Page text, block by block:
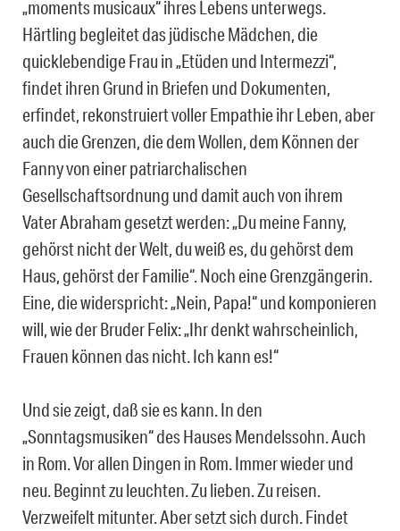
„moments musicaux“ ihres Lebens unterwegs.
Härtling begleitet das jüdische Mädchen, die
quicklebendige Frau in „Etüden und Intermezzi“,
findet ihren Grund in Briefen und Dokumenten,
erfindet, rekonstruiert voller Empathie ihr Leben, aber
auch die Grenzen, die dem Wollen, dem Können der
Fanny von einer patriarchalischen
Gesellschaftsordnung und damit auch von ihrem
Vater Abraham gesetzt werden: „Du meine Fanny,
gehörst nicht der Welt, du weiß es, du gehörst dem
Haus, gehörst der Familie“. Noch eine Grenzgängerin.
Eine, die widerspricht: „Nein, Papa!“ und komponieren
will, wie der Bruder Felix: „Ihr denkt wahrscheinlich,
Frauen können das nicht. Ich kann es!“
Und sie zeigt, daß sie es kann. In den
„Sonntagsmusiken“ des Hauses Mendelssohn. Auch
in Rom. Vor allen Dingen in Rom. Immer wieder und
neu. Beginnt zu leuchten. Zu lieben. Zu reisen.
Verzweifelt mitunter. Aber setzt sich durch. Findet